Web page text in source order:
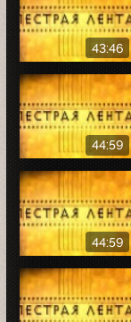
43:46
44:59
44:59